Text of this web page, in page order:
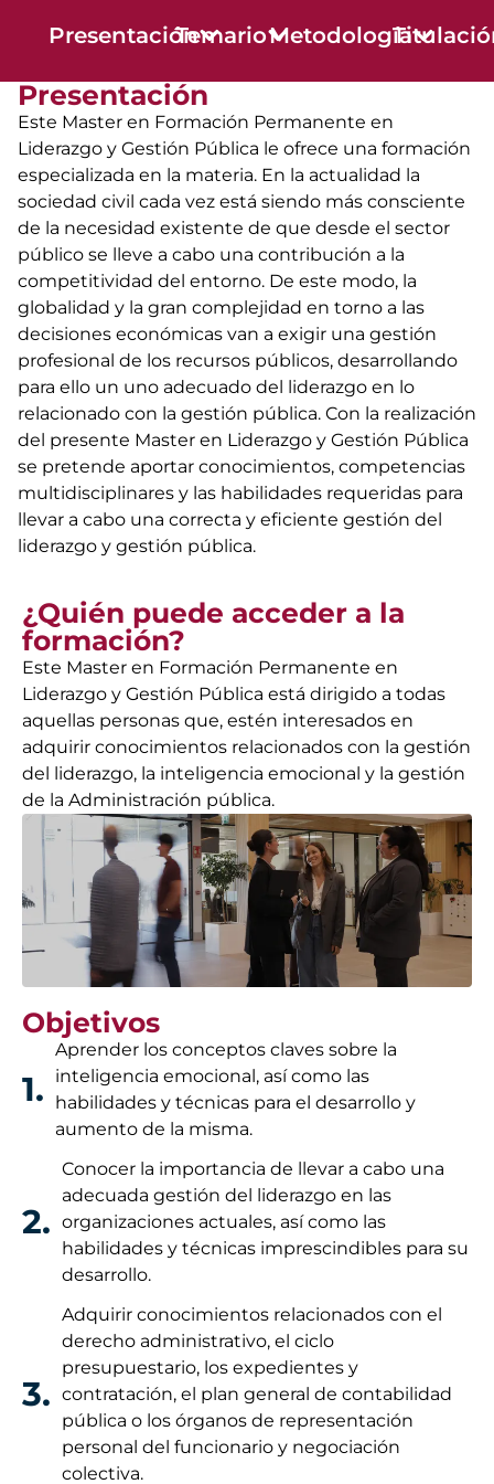
PresentaciónTemarioMetodología
Presentación
Este Master en Formación Permanente en
Liderazgo y Gestión Pública le ofrece una formación
especializada en la materia. En la actualidad la
sociedad civil cada vez está siendo más consciente
de la necesidad existente de que desde el sector
público se lleve a cabo una contribución a la
competitividad del entorno. De este modo, la
globalidad y la gran complejidad en torno a las
decisiones económicas van a exigir una gestión
profesional de los recursos públicos, desarrollando
para ello un uno adecuado del liderazgo en lo
relacionado con la gestión pública. Con la realización
del presente Master en Liderazgo y Gestión Pública
se pretende aportar conocimientos, competencias
multidisciplinares y las habilidades requeridas para
llevar a cabo una correcta y eficiente gestión del
liderazgo y gestión pública.
¿Quién puede acceder a la
formación?
Este Master en Formación Permanente en
Liderazgo y Gestión Pública está dirigido a todas
aquellas personas que, estén interesados en
adquirir conocimientos relacionados con la gestión
del liderazgo, la inteligencia emocional y la gestión
de la Administración pública.
Objetivos
1.
Aprender los conceptos claves sobre la
inteligencia emocional, así como las
habilidades y técnicas para el desarrollo y
aumento de la misma.
2.
Conocer la importancia de llevar a cabo una
adecuada gestión del liderazgo en las
organizaciones actuales, así como las
habilidades y técnicas imprescindibles para su
desarrollo.
3.
Adquirir conocimientos relacionados con el
derecho administrativo, el ciclo
presupuestario, los expedientes y
contratación, el plan general de contabilidad
pública o los órganos de representación
personal del funcionario y negociación
colectiva.